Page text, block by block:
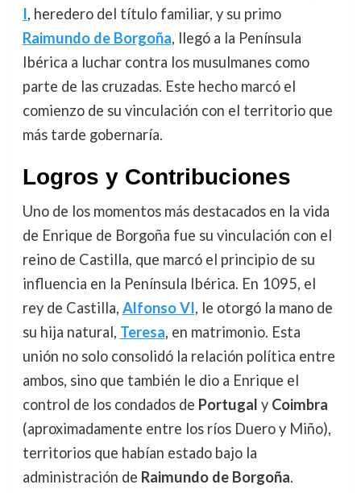
I, heredero del título familiar, y su primo
Raimundo de Borgoña, llegó a la Península
Ibérica a luchar contra los musulmanes como
parte de las cruzadas. Este hecho marcó el
comienzo de su vinculación con el territorio que
más tarde gobernaría.
Logros y Contribuciones
Uno de los momentos más destacados en la vida
de Enrique de Borgoña fue su vinculación con el
reino de Castilla, que marcó el principio de su
influencia en la Península Ibérica. En 1095, el
rey de Castilla, Alfonso VI, le otorgó la mano de
su hija natural, Teresa, en matrimonio. Esta
unión no solo consolidó la relación política entre
ambos, sino que también le dio a Enrique el
control de los condados de Portugal y Coimbra
(aproximadamente entre los ríos Duero y Miño),
territorios que habían estado bajo la
administración de Raimundo de Borgoña.